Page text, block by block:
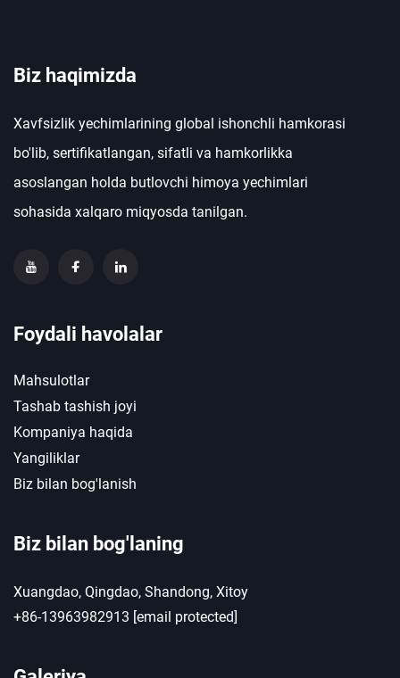
Biz haqimizda
Xavfsizlik yechimlarining global ishonchli hamkorasi
bo'lib, sertifikatlangan, sifatli va hamkorlikka
asoslangan holda butlovchi himoya yechimlari
sohasida xalqaro miqyosda tanilgan.
Foydali havolalar
Mahsulotlar
Tashab tashish joyi
Kompaniya haqida
Yangiliklar
Biz bilan bog'lanish
Biz bilan bog'laning
Xuangdao, Qingdao, Shandong, Xitoy
+86-13963982913 [email protected]